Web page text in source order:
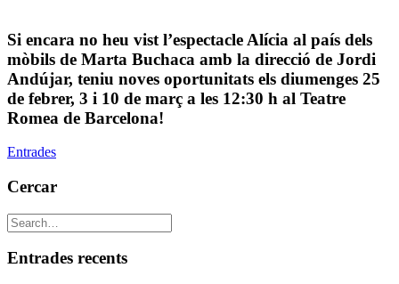
Si encara no heu vist l’espectacle Alícia al país dels
mòbils de Marta Buchaca amb la direcció de Jordi
Andújar, teniu noves oportunitats els diumenges 25
de febrer, 3 i 10 de març a les 12:30 h al Teatre
Romea de Barcelona!
Entrades
Cercar
Entrades recents